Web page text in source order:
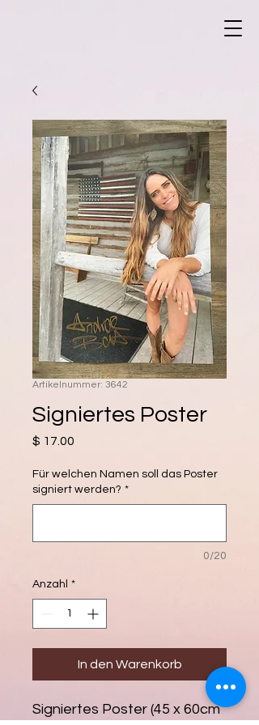
Artikelnummer: 3642
Signiertes Poster
$ 17.00
Für welchen Namen soll das Poster
signiert werden? *
0/20
Anzahl *
In den Warenkorb
Signiertes Poster (45 x 60cm